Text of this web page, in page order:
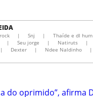
| Snj | Thaíde e dl hum
| Seu jorge | Natiruts |
| Dexter | Ndee Naldinho |